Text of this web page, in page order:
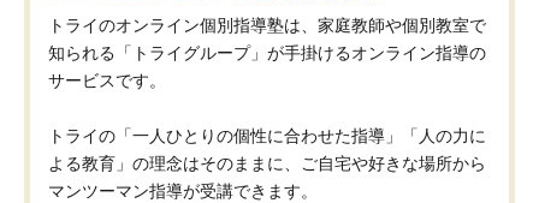
トライのオンライン個別指導塾は、家庭教師や個別教室で
知られる「トライグループ」が手掛けるオンライン指導の
サービスです。
トライの「一人ひとりの個性に合わせた指導」「人の力に
よる教育」の理念はそのままに、ご自宅や好きな場所から
マンツーマン指導が受講できます。